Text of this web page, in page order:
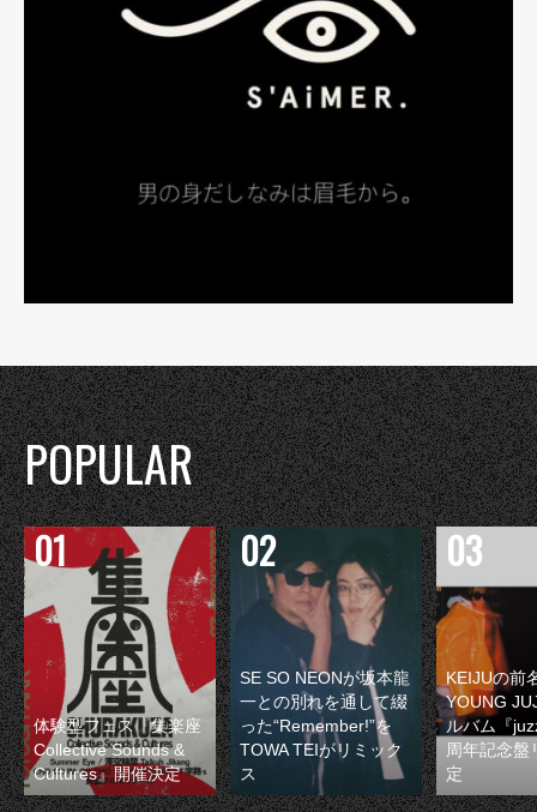
POPULAR
体験型フェス『集楽座
Collective Sounds &
Cultures』開催決定
SE SO NEONが坂本龍
一との別れを通して綴
った“Remember!”を
TOWA TEIがリミック
ス
KEIJUの前
YOUNG
ルバム『
周年記念盤
定